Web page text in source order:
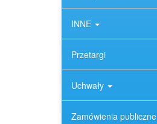
INNE
Przetargi
Uchwały
Zamówienia publiczne